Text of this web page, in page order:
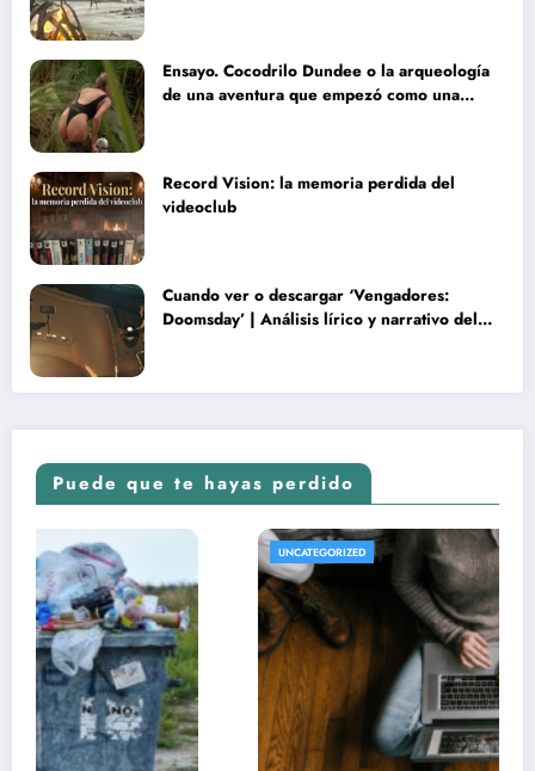
Ensayo. Cocodrilo Dundee o la arqueología
de una aventura que empezó como una
Record Vision: la memoria perdida del
videoclub
Cuando ver o descargar ‘Vengadores:
Doomsday’ | Análisis lírico y narrativo del
Puede que te hayas perdido
UNCATEGORIZED